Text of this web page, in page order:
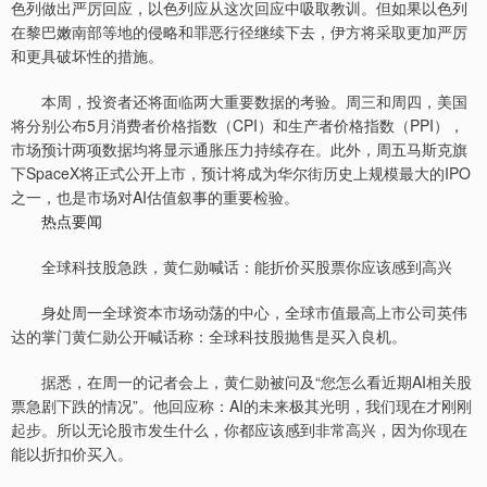
色列做出严厉回应，以色列应从这次回应中吸取教训。但如果以色列
在黎巴嫩南部等地的侵略和罪恶行径继续下去，伊方将采取更加严厉
和更具破坏性的措施。
本周，投资者还将面临两大重要数据的考验。周三和周四，美国
将分别公布5月消费者价格指数（CPI）和生产者价格指数（PPI），
市场预计两项数据均将显示通胀压力持续存在。此外，周五马斯克旗
下SpaceX将正式公开上市，预计将成为华尔街历史上规模最大的IPO
之一，也是市场对AI估值叙事的重要检验。
热点要闻
全球科技股急跌，黄仁勋喊话：能折价买股票你应该感到高兴
身处周一全球资本市场动荡的中心，全球市值最高上市公司英伟
达的掌门黄仁勋公开喊话称：全球科技股抛售是买入良机。
据悉，在周一的记者会上，黄仁勋被问及“您怎么看近期AI相关股
票急剧下跌的情况”。他回应称：AI的未来极其光明，我们现在才刚刚
起步。所以无论股市发生什么，你都应该感到非常高兴，因为你现在
能以折扣价买入。